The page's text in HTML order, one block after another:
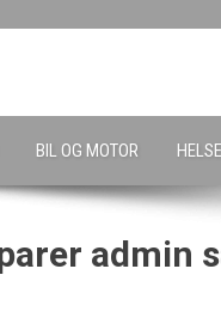
BIL OG MOTOR HELSE
admin